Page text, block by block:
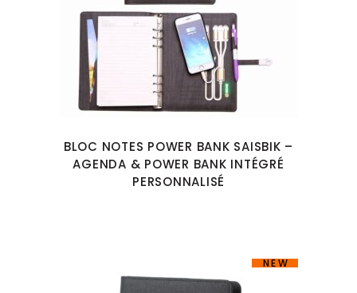
BLOC NOTES POWER BANK SAISBIK –
AGENDA & POWER BANK INTÉGRÉ
PERSONNALISÉ
NEW